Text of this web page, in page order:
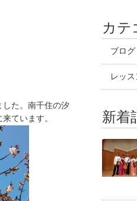
た。南千住の汐
ています。
カテ
ブログ
レッ
新着